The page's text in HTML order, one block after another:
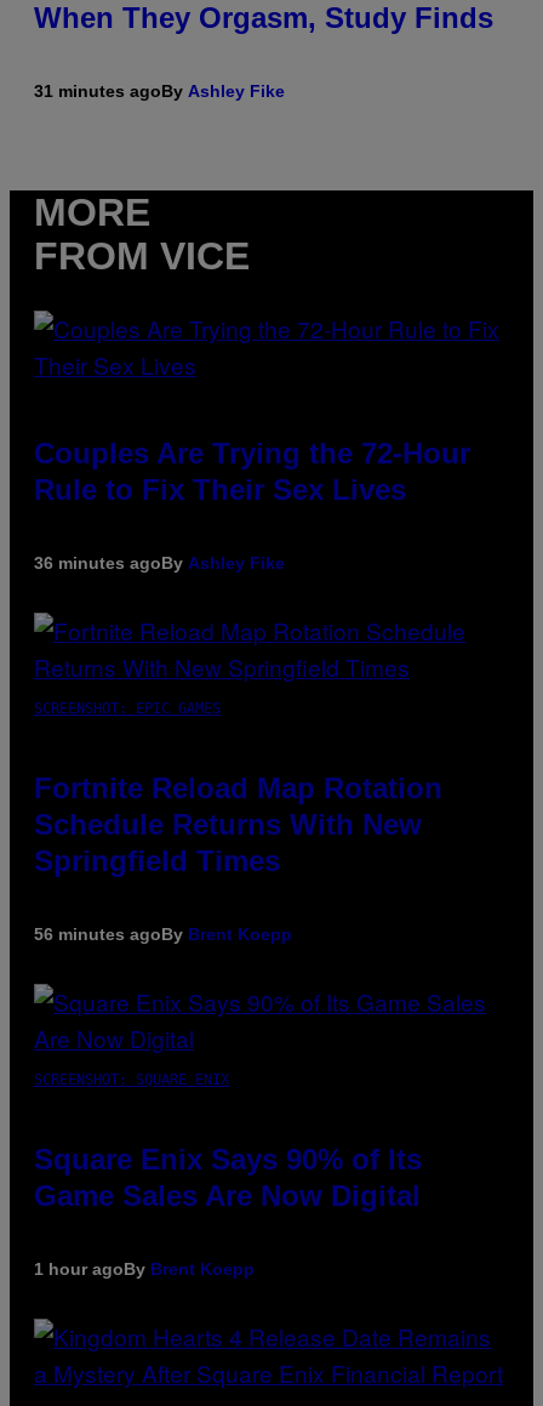
When They Orgasm, Study Finds
31 minutes agoBy Ashley Fike
MORE
FROM VICE
Couples Are Trying the 72-Hour
Rule to Fix Their Sex Lives
36 minutes agoBy Ashley Fike
SCREENSHOT: EPIC GAMES
Fortnite Reload Map Rotation
Schedule Returns With New
Springfield Times
56 minutes agoBy Brent Koepp
SCREENSHOT: SQUARE ENIX
Square Enix Says 90% of Its
Game Sales Are Now Digital
1 hour agoBy Brent Koepp